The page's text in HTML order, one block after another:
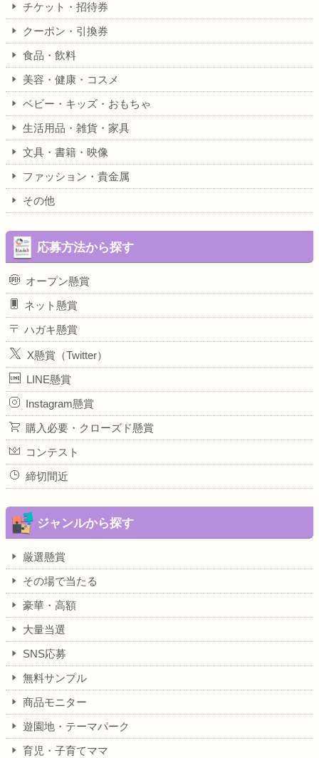
チケット・招待券
クーポン・引換券
食品・飲料
美容・健康・コスメ
ベビー・キッズ・おもちゃ
生活用品・雑貨・家具
文具・書籍・映像
ファッション・貴金属
その他
応募方法から探す
オープン懸賞
ネット懸賞
ハガキ懸賞
X懸賞（Twitter）
LINE懸賞
Instagram懸賞
購入必要・クローズド懸賞
コンテスト
締切間近
ジャンルから探す
厳選懸賞
その場で当たる
豪華・高額
大量当選
SNS応募
無料サンプル
商品モニター
遊園地・テーマパーク
育児・子育てママ